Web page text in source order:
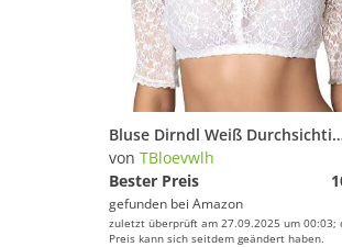
Bluse Dirndl Weiß Durchsichtig Mit Stickerei Abschnitt Kinder Kurz Dirndl Damen Dirndlbluse Spitze
von TBloevwlh
Bester Preis
gefunden bei Amazon
zuletzt überprüft am 27.09.2025 um 00:03;
Preis kann sich seitdem geändert haben.